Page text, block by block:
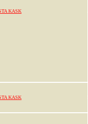
KASK
KASK